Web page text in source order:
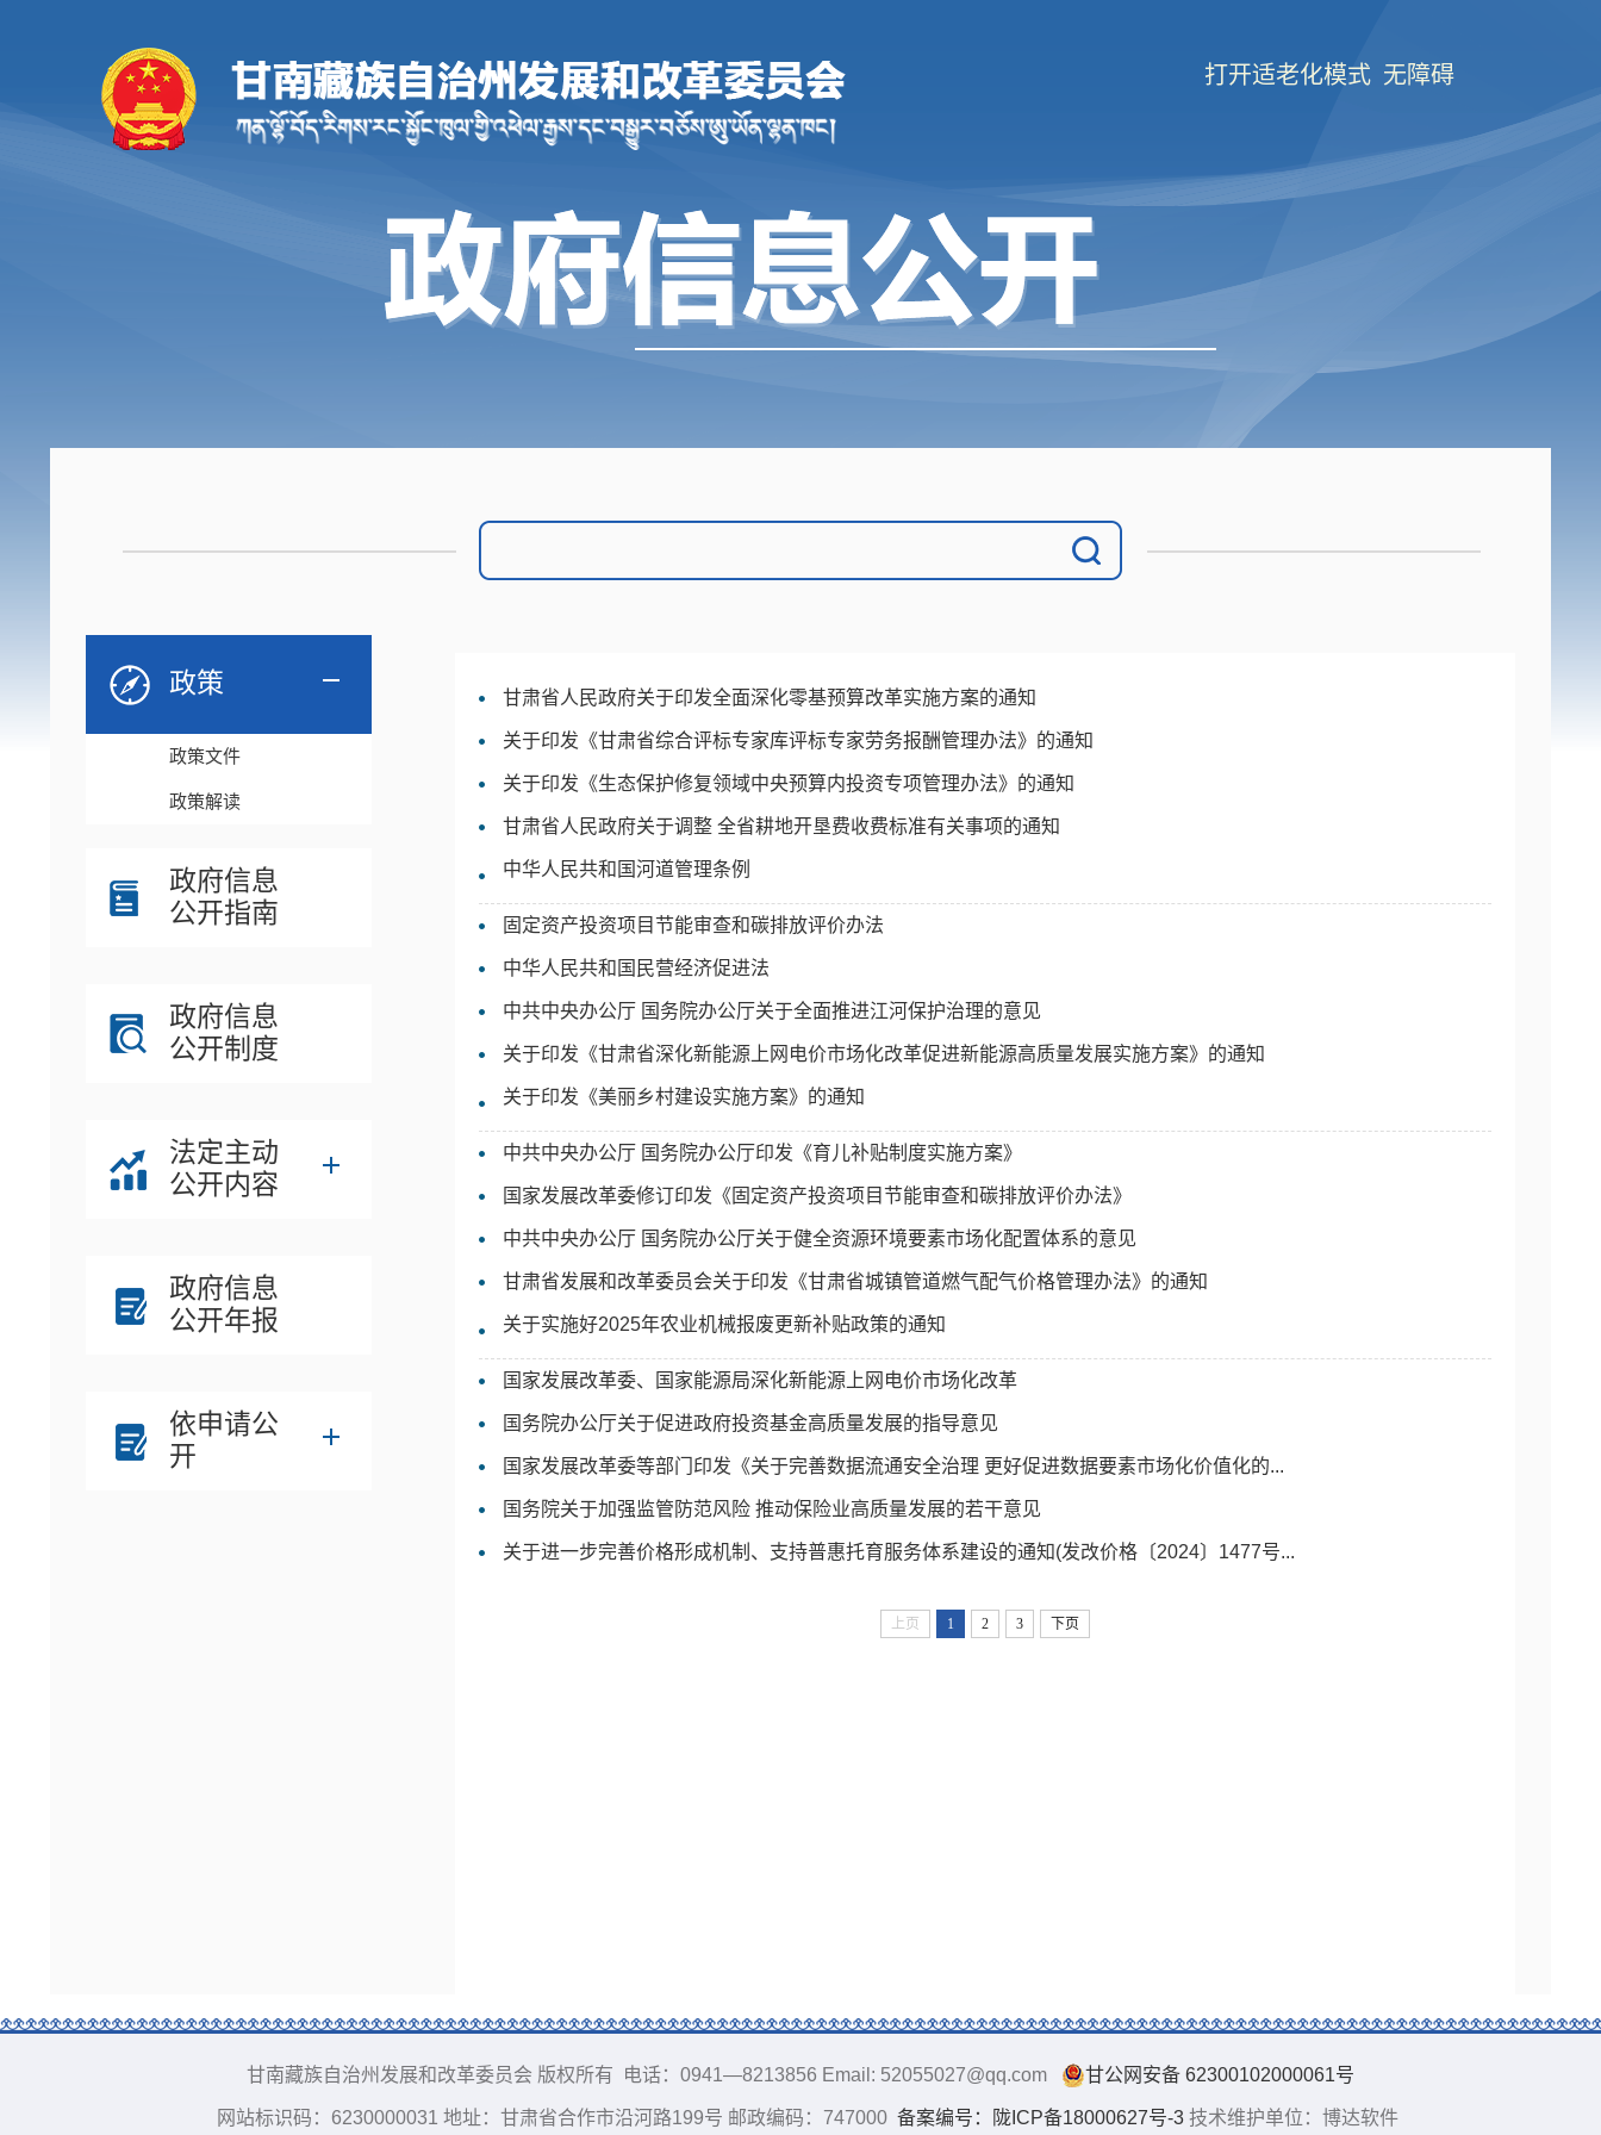
无障碍
打开适老化模式
政策
政策文件
政策解读
政府信息
公开指南
政府信息
公开制度
法定主动
公开内容
政府信息
公开年报
依申请公
开
甘肃省人民政府关于印发全面深化零基预算改革实施方案的通知
关于印发《甘肃省综合评标专家库评标专家劳务报酬管理办法》的通知
关于印发《生态保护修复领域中央预算内投资专项管理办法》的通知
甘肃省人民政府关于调整 全省耕地开垦费收费标准有关事项的通知
中华人民共和国河道管理条例
固定资产投资项目节能审查和碳排放评价办法
中华人民共和国民营经济促进法
中共中央办公厅 国务院办公厅关于全面推进江河保护治理的意见
关于印发《甘肃省深化新能源上网电价市场化改革促进新能源高质量发展实施方案》的通知
关于印发《美丽乡村建设实施方案》的通知
中共中央办公厅 国务院办公厅印发《育儿补贴制度实施方案》
国家发展改革委修订印发《固定资产投资项目节能审查和碳排放评价办法》
中共中央办公厅 国务院办公厅关于健全资源环境要素市场化配置体系的意见
甘肃省发展和改革委员会关于印发《甘肃省城镇管道燃气配气价格管理办法》的通知
关于实施好2025年农业机械报废更新补贴政策的通知
国家发展改革委、国家能源局深化新能源上网电价市场化改革
国务院办公厅关于促进政府投资基金高质量发展的指导意见
国家发展改革委等部门印发《关于完善数据流通安全治理 更好促进数据要素市场化价值化的...
国务院关于加强监管防范风险 推动保险业高质量发展的若干意见
关于进一步完善价格形成机制、支持普惠托育服务体系建设的通知(发改价格〔2024〕1477号...
上页 1 2 3 下页
甘南藏族自治州发展和改革委员会 版权所有 电话：0941—8213856 Email: 52055027@qq.com 甘公网安备 62300102000061号
网站标识码：6230000031 地址：甘肃省合作市沿河路199号 邮政编码：747000 备案编号：陇ICP备18000627号-3 技术维护单位：博达软件